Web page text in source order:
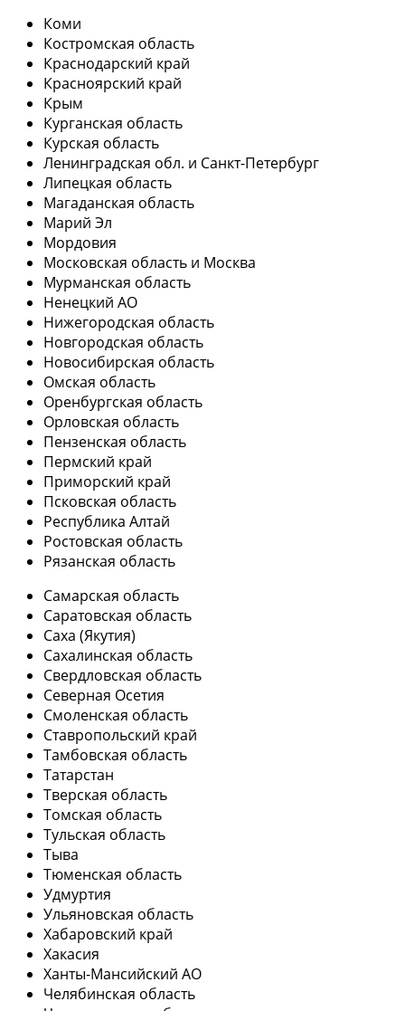
Коми
Костромская область
Краснодарский край
Красноярский край
Крым
Курганская область
Курская область
Ленинградская обл. и Санкт-Петербург
Липецкая область
Магаданская область
Марий Эл
Мордовия
Московская область и Москва
Мурманская область
Ненецкий АО
Нижегородская область
Новгородская область
Новосибирская область
Омская область
Оренбургская область
Орловская область
Пензенская область
Пермский край
Приморский край
Псковская область
Республика Алтай
Ростовская область
Рязанская область
Самарская область
Саратовская область
Саха (Якутия)
Сахалинская область
Свердловская область
Северная Осетия
Смоленская область
Ставропольский край
Тамбовская область
Татарстан
Тверская область
Томская область
Тульская область
Тыва
Тюменская область
Удмуртия
Ульяновская область
Хабаровский край
Хакасия
Ханты-Мансийский АО
Челябинская область